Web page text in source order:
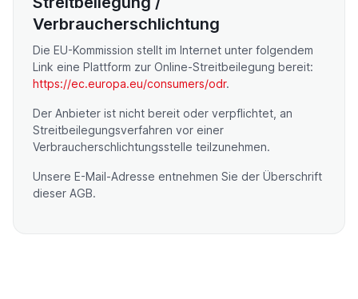
Verbraucherschlichtung
Die EU-Kommission stellt im Internet unter folgendem
Link eine Plattform zur Online-Streitbeilegung bereit:
https://ec.europa.eu/consumers/odr.
Der Anbieter ist nicht bereit oder verpflichtet, an
Streitbeilegungsverfahren vor einer
Verbraucherschlichtungsstelle teilzunehmen.
Unsere E-Mail-Adresse entnehmen Sie der Überschrift
dieser AGB.